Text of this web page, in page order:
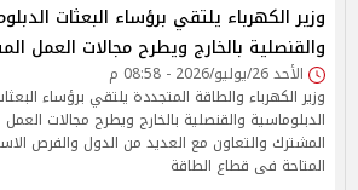
وزير الكهرباء يلتقي برؤساء البعثات
والقنصلية بالخارج ويطرح مجالات العمل
الأحد 26/يوليو/2026 - 08:58 م
وزير الكهرباء والطاقة المتجددة يلتقي برؤساء
الدبلوماسية والقنصلية بالخارج ويطرح مجالات العمل
المشترك والتعاون مع العديد من الدول والفرص
المتاحة فى قطاع الطاقة